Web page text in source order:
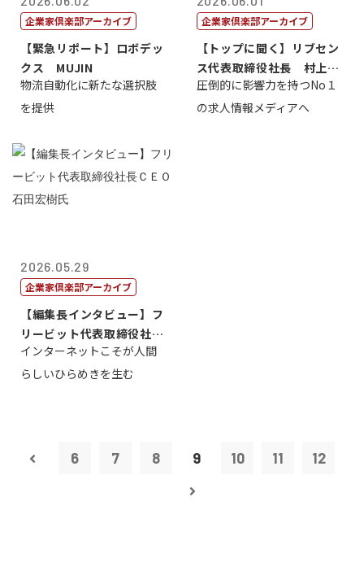
企業家倶楽部アーカイブ
【緊急リポート】ロボデッ
クス MUJIN
物流自動化に新たな選択肢
を提供
企業家倶楽部アーカイブ
【トップに聞く】リブセン
ス代表取締役社長 村上太
一 氏
圧倒的に影響力を持つNo１
の求人情報メディアへ
2026.05.29
企業家倶楽部アーカイブ
【編集長インタビュー】フ
リービット代表取締役社長
ＣＥＯ 石田...
インターネットこそが人間
らしいひらめきを生む
6 7 8 9 10 11 12